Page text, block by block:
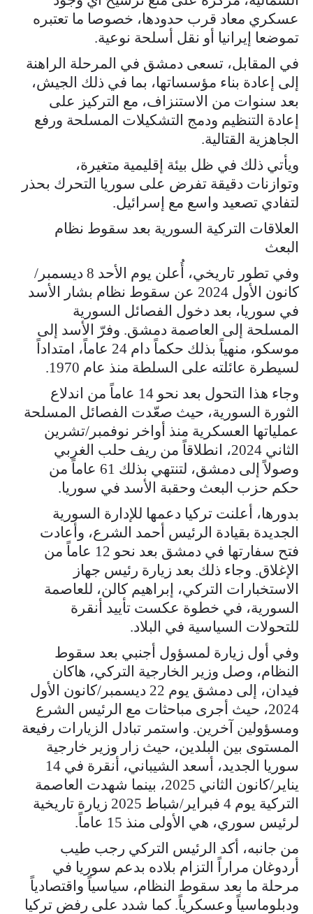
عسكري معاد قرب حدودها، خصوصا ما تعتبره
تموضعا إيرانيا أو نقل أسلحة نوعية.
في المقابل، تسعى دمشق في المرحلة الراهنة
إلى إعادة بناء مؤسساتها، بما في ذلك الجيش،
بعد سنوات من الاستنزاف، مع التركيز على
إعادة التنظيم ودمج التشكيلات المسلحة ورفع
الجاهزية القتالية.
ويأتي ذلك في ظل بيئة إقليمية متغيرة،
وتوازنات دقيقة تفرض على سوريا التحرك بحذر
لتفادي تصعيد واسع مع إسرائيل.
العلاقات التركية السورية بعد سقوط نظام
البعث
وفي تطور تاريخي، أُعلن يوم الأحد 8 ديسمبر/
كانون الأول 2024 عن سقوط نظام بشار الأسد
في سوريا، بعد دخول الفصائل السورية
المسلحة إلى العاصمة دمشق. وفرّ الأسد إلى
موسكو، منهياً بذلك حكماً دام 24 عاماً، امتداداً
لسيطرة عائلته على السلطة منذ عام 1970.
وجاء هذا التحول بعد نحو 14 عاماً من اندلاع
الثورة السورية، حيث صعّدت الفصائل المسلحة
عملياتها العسكرية منذ أواخر نوفمبر/تشرين
الثاني 2024، انطلاقاً من ريف حلب الغربي
وصولاً إلى دمشق، لتنتهي بذلك 61 عاماً من
حكم حزب البعث وحقبة الأسد في سوريا.
بدورها، أعلنت تركيا دعمها للإدارة السورية
الجديدة بقيادة الرئيس أحمد الشرع، وأعادت
فتح سفارتها في دمشق بعد نحو 12 عاماً من
الإغلاق. وجاء ذلك بعد زيارة رئيس جهاز
الاستخبارات التركي، إبراهيم كالن، للعاصمة
السورية، في خطوة عكست تأييد أنقرة
للتحولات السياسية في البلاد.
وفي أول زيارة لمسؤول أجنبي بعد سقوط
النظام، وصل وزير الخارجية التركي، هاكان
فيدان، إلى دمشق يوم 22 ديسمبر/كانون الأول
2024، حيث أجرى مباحثات مع الرئيس الشرع
ومسؤولين آخرين. واستمر تبادل الزيارات رفيعة
المستوى بين البلدين، حيث زار وزير خارجية
سوريا الجديد، أسعد الشيباني، أنقرة في 14
يناير/كانون الثاني 2025، بينما شهدت العاصمة
التركية يوم 4 فبراير/شباط 2025 زيارة تاريخية
لرئيس سوري، هي الأولى منذ 15 عاماً.
من جانبه، أكد الرئيس التركي رجب طيب
أردوغان مراراً التزام بلاده بدعم سوريا في
مرحلة ما بعد سقوط النظام، سياسياً واقتصادياً
ودبلوماسياً وعسكرياً. كما شدد على رفض تركيا